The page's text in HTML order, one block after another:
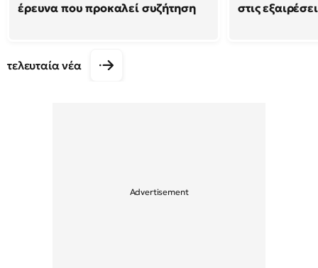
έρευνα που προκαλεί συζήτηση
στις
τελευταία νέα